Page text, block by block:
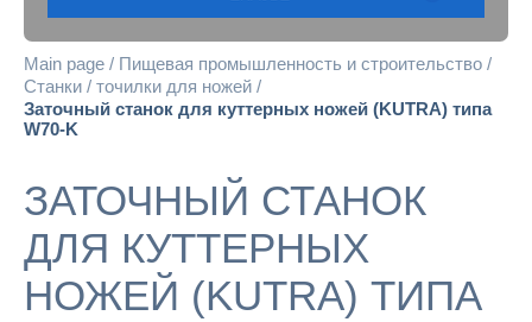
Main page
Пищевая промышленность и строительство
Станки
точилки для ножей
Заточный станок для куттерных ножей (KUTRA) типа
W70-K
ЗАТОЧНЫЙ СТАНОК
ДЛЯ КУТТЕРНЫХ
НОЖЕЙ (KUTRA) ТИПА